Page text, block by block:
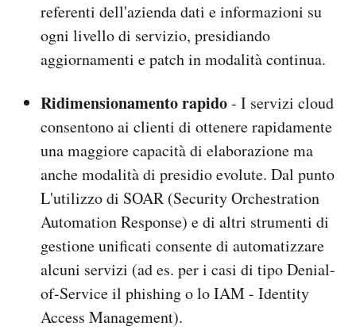
referenti dell'azienda dati e informazioni su
ogni livello di servizio, presidiando
aggiornamenti e patch in modalità continua.
Ridimensionamento rapido- I servizi cloud
consentono ai clienti di ottenere rapidamente
una maggiore capacità di elaborazione ma
anche modalità di presidio evolute. Dal punto
L'utilizzo di SOAR (Security Orchestration
Automation Response) e di altri strumenti di
gestione unificati consente di automatizzare
alcuni servizi (ad es. per i casi di tipo Denial-
of-Service il phishing o lo IAM - Identity
Access Management).